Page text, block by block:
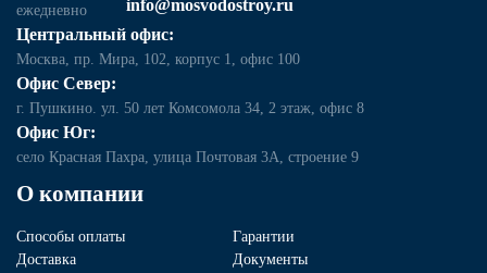
О компании
Способы оплаты
Гарантии
Доставка
Документы
ежедневно
info@mosvodostroy.ru
Центральный офис:
Москва, пр. Мира, 102, корпус 1, офис 100
Офис Север:
г. Пушкино. ул. 50 лет Комсомола 34, 2 этаж, офис 8
Офис Юг:
село Красная Пахра, улица Почтовая 3А, строение 9